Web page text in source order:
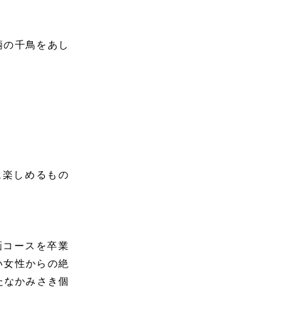
千鳥をあし
しめるもの
ースを卒業
性からの絶
なかみさき個